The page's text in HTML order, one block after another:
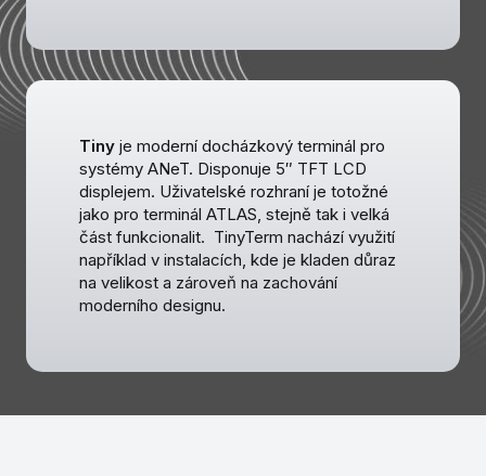
Bloky pokročilých vlastností pro modely
Plánování přesčasů a nadpracování,
plánování pohotovostí
Práce s nákladovými středisky
Workflow schvalování požadavků -
dovolená apod.
Tiny je moderní docházkový terminál pro
systémy ANeT. Disponuje 5″ TFT LCD
displejem. Uživatelské rozhraní je totožné
jako pro terminál ATLAS, stejně tak i velká
část funkcionalit. TinyTerm nachází využití
například v instalacích, kde je kladen důraz
na velikost a zároveň na zachování
moderního designu.